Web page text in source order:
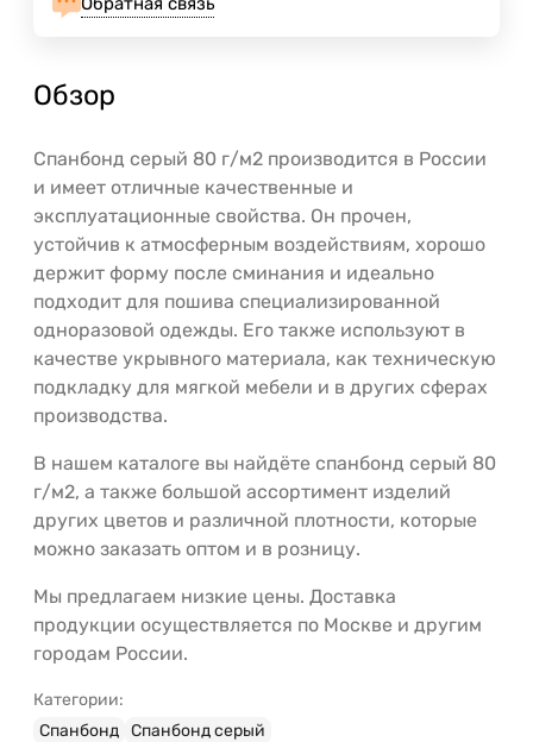
Обзор
Спанбонд серый 80 г/м2 производится в России
и имеет отличные качественные и
эксплуатационные свойства. Он прочен,
устойчив к атмосферным воздействиям, хорошо
держит форму после сминания и идеально
подходит для пошива специализированной
одноразовой одежды. Его также используют в
качестве укрывного материала, как техническую
подкладку для мягкой мебели и в других сферах
производства.
В нашем каталоге вы найдёте спанбонд серый 80
г/м2, а также большой ассортимент изделий
других цветов и различной плотности, которые
можно заказать оптом и в розницу.
Мы предлагаем низкие цены. Доставка
продукции осуществляется по Москве и другим
городам России.
Категории:
Спанбонд Спанбонд серый